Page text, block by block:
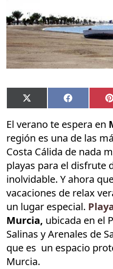
Compartir
en
X
(Twitter)
Compartir
en
Facebook
El verano te espera en
región es una de las
Costa Cálida de nada
playas para el disfrute
inolvidable. Y ahora
vacaciones de relax
un lugar especial.
Murcia, ubicada en el
Salinas y Arenales de
que es un espacio
Murcia.